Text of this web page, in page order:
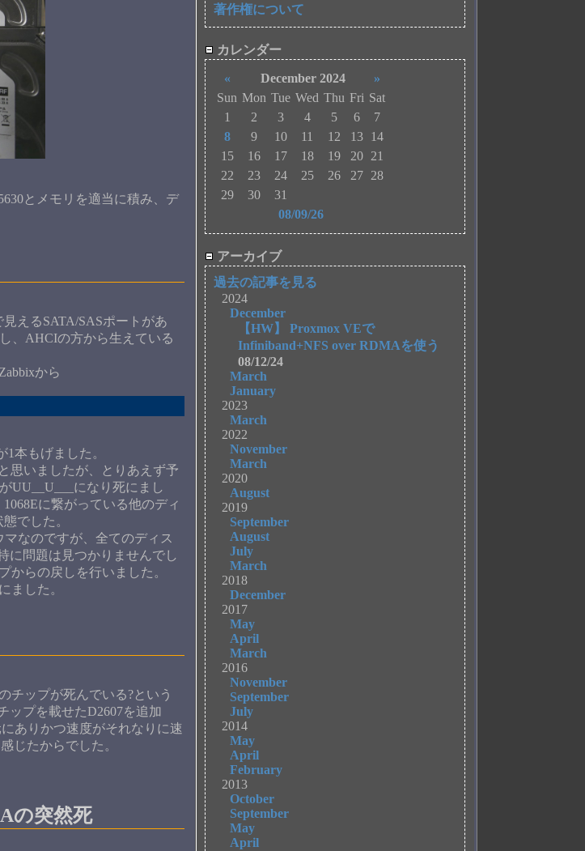
とメモリを適当に積み、デ
えるSATA/SASポートがあ
、AHCIの方から生えている
から
本もげました。
思いましたが、とりあえず予
UU__U___になり死にまし
に繋がっている他のディ
でした。
なのですが、全てのディス
に問題は見つかりませんでし
からの戻しを行いました。
ました。
チップが死んでいる?という
ップを載せたD2607を追加
ありかつ速度がそれなりに速
じたからでした。
の突然死
著作権について
カレンダー
« December 2024
»
Sun Mon Tue Wed Thu Fri Sat
1
2 3 4 5 6
7
8
9 10 11 12 13 14
15
16 17 18 19 20 21
22
23 24 25 26 27 28
29
30
31
08/09/26
アーカイブ
過去の記事を見る
2024
December
【HW】 Proxmox VEで
Infiniband+NFS over RDMAを使う
08/12/24
March
January
2023
March
2022
November
March
2020
August
2019
September
August
July
March
2018
December
2017
May
April
March
2016
November
September
July
2014
May
April
February
2013
October
September
May
April